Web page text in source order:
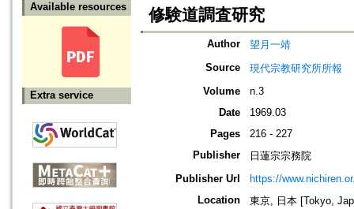
Available resources
Extra service
修験道調査研究
Author
望月一靖
Source
現代宗教研究所所報
Volume
n.3
Date
1969.03
Pages
216 - 227
Publisher
日蓮宗宗務院
Publisher Url
https://
Location
東京, 日本 [Tokyo,